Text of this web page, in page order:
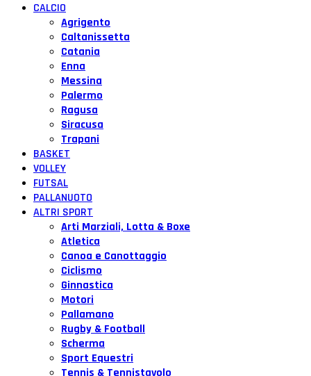
CALCIO
Agrigento
Caltanissetta
Catania
Enna
Messina
Palermo
Ragusa
Siracusa
Trapani
BASKET
VOLLEY
FUTSAL
PALLANUOTO
ALTRI SPORT
Arti Marziali, Lotta & Boxe
Atletica
Canoa e Canottaggio
Ciclismo
Ginnastica
Motori
Pallamano
Rugby & Football
Scherma
Sport Equestri
Tennis & Tennistavolo